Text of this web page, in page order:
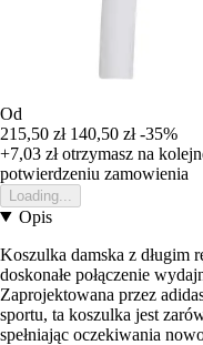
Od
215,50 zł 140,50 zł -35%
+7,03 złotrzymasz na
potwierdzeniu zamowienia
Loading...
Opis
Koszulka damska z długim
doskonałe połączenie
Zaprojektowana przez
sportu, ta koszulka jest
spełniając oczekiwania